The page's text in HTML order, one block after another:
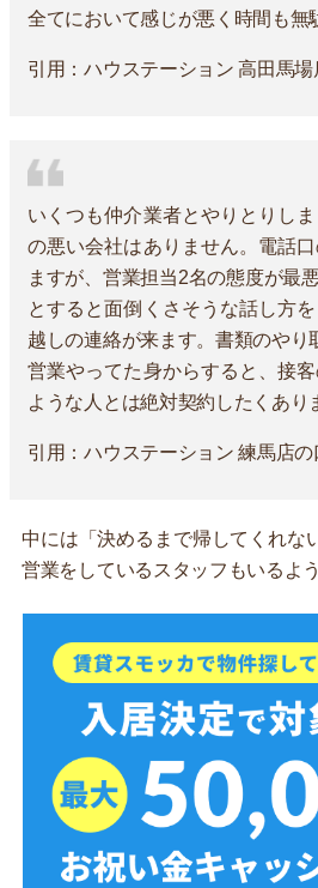
全てにおいて感じが悪く時間も無
引用：ハウステーション 高田馬場
いくつも仲介業者とやりとりし
の悪い会社はありません。電話
ますが、営業担当2名の態度が最
とすると面倒くさそうな話し方
越しの連絡が来ます。書類のやり
営業やってた身からすると、接
ような人とは絶対契約したくあり
引用：ハウステーション 練馬店の
中には「決めるまで帰してくれな
営業をしているスタッフもいるよう